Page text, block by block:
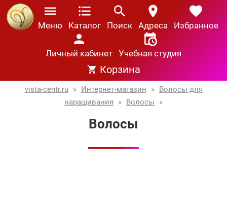
Меню Каталог Поиск Адреса Избранное
Личный кабинет Учебная студия
Корзина
vista-centr.ru » Интернет-магазин » Волосы для
наращивания
» Волосы »
Волосы